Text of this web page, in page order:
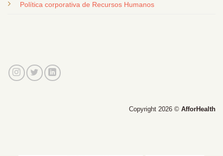
Política corporativa de Recursos Humanos
Copyright 2026 © AfforHealth